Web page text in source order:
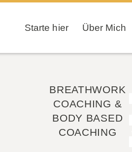
Starte hier Über Mich
BREATHWORK
COACHING &
BODY BASED
COACHING